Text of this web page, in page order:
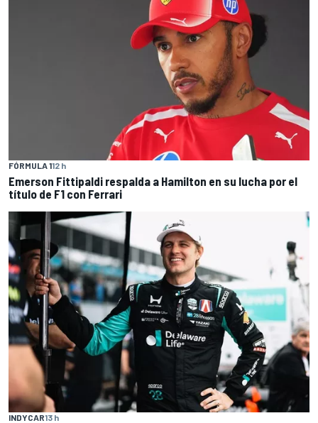
FÓRMULA 112 h
Emerson Fittipaldi respalda a Hamilton en su lucha por el
título de F1 con Ferrari
INDYCAR13 h